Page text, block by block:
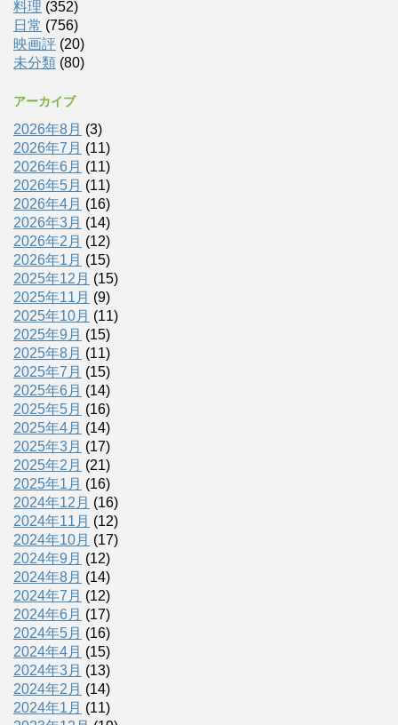
料理 (352)
日常 (756)
映画評 (20)
未分類 (80)
アーカイブ
2026年8月 (3)
2026年7月 (11)
2026年6月 (11)
2026年5月 (11)
2026年4月 (16)
2026年3月 (14)
2026年2月 (12)
2026年1月 (15)
2025年12月 (15)
2025年11月 (9)
2025年10月 (11)
2025年9月 (15)
2025年8月 (11)
2025年7月 (15)
2025年6月 (14)
2025年5月 (16)
2025年4月 (14)
2025年3月 (17)
2025年2月 (21)
2025年1月 (16)
2024年12月 (16)
2024年11月 (12)
2024年10月 (17)
2024年9月 (12)
2024年8月 (14)
2024年7月 (12)
2024年6月 (17)
2024年5月 (16)
2024年4月 (15)
2024年3月 (13)
2024年2月 (14)
2024年1月 (11)